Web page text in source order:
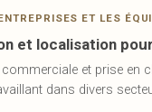
ET LES
et localisation
et prise en
dans divers